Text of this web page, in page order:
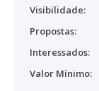
Visibilidade:
Propostas:
Interessados:
Valor Mínimo: